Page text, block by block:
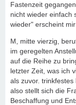
Fastenzeit
nicht wieder einfach
wieder" erscheint
M, mitte vierzig,
im geregelten
auf die Reihe zu
letzter Zeit, was ich
als zuvor.
also stellt sich die
Beschaffung und